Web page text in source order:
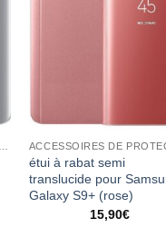
étui à rabat semi
translucide pour
Galaxy S9+ (rose)
15,90€